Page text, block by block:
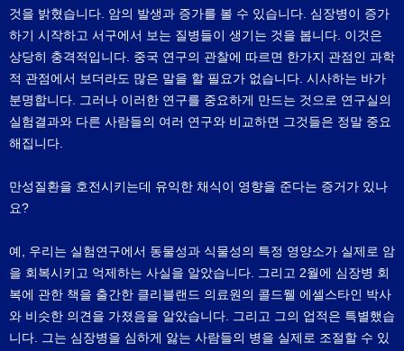
것을 밝혔습니다. 암의 발생과 증가를 볼 수 있습니다. 심장병이 증가
하기 시작하고 서구에서 보는 질병들이 생기는 것을 봅니다. 이것은
상당히 충격적입니다. 중국 연구의 관찰에 따르면 한가지 관점인 과학
적 관점에서 보더라도 많은 말을 할 필요가 없습니다. 시사하는 바가
분명합니다. 그러나 이러한 연구를 중요하게 만드는 것으로 연구실의
실험결과와 다른 사람들의 여러 연구와 비교하면 그것들은 정말 중요
해집니다.
만성질환을 호전시키는데 유익한 채식이 영향을 준다는 증거가 있나
요?
예, 우리는 실험연구에서 동물성과 식물성의 특정 영양소가 실제로 암
을 회복시키고 억제하는 사실을 알았습니다. 그리고 2월에 심장병 회
복에 관한 책을 출간한 클리블랜드 의료원의 콜드웰 에셀스타인 박사
와 비슷한 의견을 가졌음을 알았습니다. 그리고 그의 업적은 특별했습
니다. 그는 심장병을 심하게 앓는 사람들의 병을 실제로 조절할 수 있